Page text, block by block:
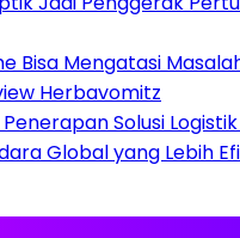
Bisa Mengatasi
Herbavomitz
Solusi
Global yang Lebih